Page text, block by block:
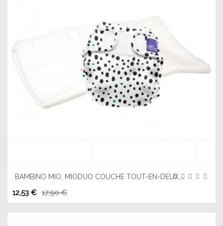
BAMBINO MIO, MIODUO COUCHE TOUT-EN-DEUX,...
12,53 € 17,90 €